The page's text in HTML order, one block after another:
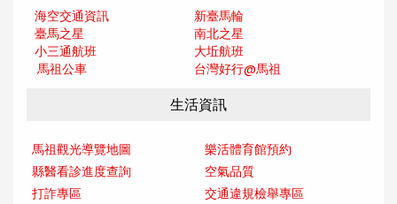
海空交通資訊
新臺馬輪
臺馬之星
南北之星
小三通航班
大坵航班
馬祖公車
台灣好行@馬祖
生活資訊
馬祖觀光導覽地圖
樂活體育館預約
縣醫看診進度查詢
空氣品質
打詐專區
交通違規檢舉專區